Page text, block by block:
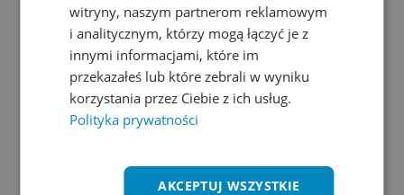
witryny, naszym partnerom reklamowym
i analitycznym, którzy mogą łączyć je z
innymi informacjami, które im
przekazałeś lub które zebrali w wyniku
korzystania przez Ciebie z ich usług.
Polityka prywatności
AKCEPTUJ WSZYSTKIE